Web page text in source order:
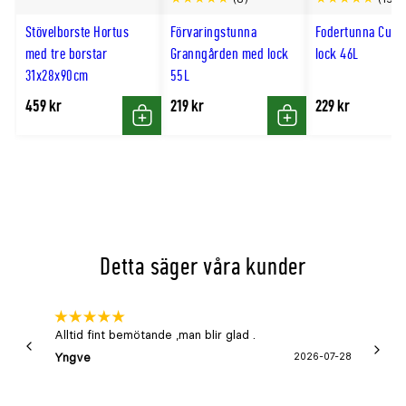
Långvarig effekt, upp till en vecka efter
applicering
Därefter 50g/m² en gång per vecka.
Vid hög smittbelastning eller i exempelvis
hästboxar, kalvnings- och grisningsboxar kan
produkten användas oftare. Fullständig
Stövelborste Hortus
med tre borstar
31x28x90cm
459 kr
Köp
Förvaringstunna
Granngården med lock
55L
219 kr
Köp
Fodertunna
lock 46L
229 kr
Detta säger våra kunder
Alltid fint bemötande ,man blir glad .
Yngve
2026-07-28